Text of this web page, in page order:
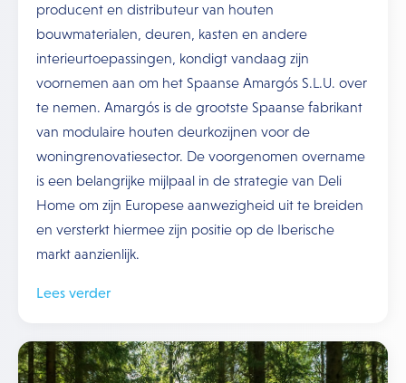
producent en distributeur van houten
bouwmaterialen, deuren, kasten en andere
interieurtoepassingen, kondigt vandaag zijn
voornemen aan om het Spaanse Amargós S.L.U. over
te nemen. Amargós is de grootste Spaanse fabrikant
van modulaire houten deurkozijnen voor de
woningrenovatiesector. De voorgenomen overname
is een belangrijke mijlpaal in de strategie van Deli
Home om zijn Europese aanwezigheid uit te breiden
en versterkt hiermee zijn positie op de Iberische
markt aanzienlijk.
Lees verder